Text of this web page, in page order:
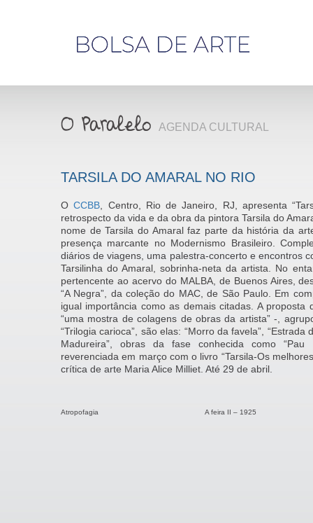
AGENDA CULTURAL
TARSILA DO AMARAL NO RIO
OCCBB , Centro, Rio de Janeiro, RJ, apresenta
retrospecto da vida e da obra da pintora Tarsila do
nome de Tarsila do Amaral faz parte da história da
presença marcante no Modernismo Brasileiro.
diários de viagens, uma palestra-concerto e encontros
Tarsilinha do Amaral, sobrinha-neta da artista. No
pertencente ao acervo do MALBA, de Buenos Aires,
“A Negra”, da coleção do MAC, de São Paulo. Em
igual importância como as demais citadas. A
“uma mostra de colagens de obras da artista” -,
“Trilogia carioca”, são elas: “Morro da favela”,
Madureira”, obras da fase conhecida como
reverenciada em março com o livro “Tarsila-Os
crítica de arte Maria Alice Milliet. Até 29 de abril.
Atropofagia A feira II – 1925